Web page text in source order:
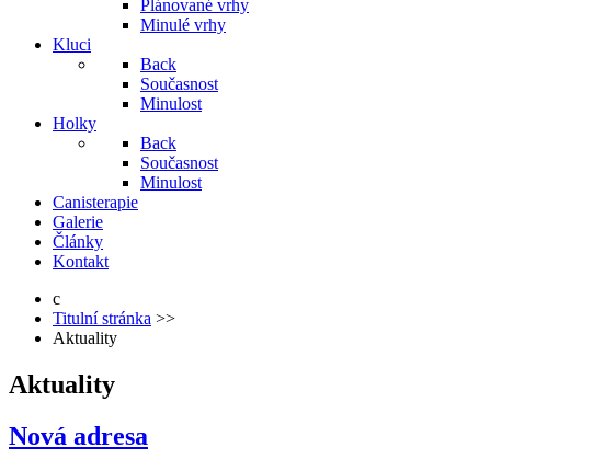
Plánované vrhy
Minulé vrhy
Kluci
Back
Současnost
Minulost
Holky
Back
Současnost
Minulost
Canisterapie
Galerie
Články
Kontakt
Titulní stránka >>
Aktuality
Aktuality
Nová adresa